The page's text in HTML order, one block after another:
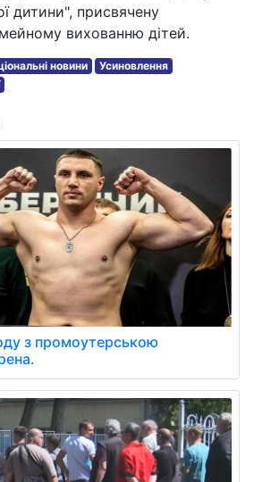
дитини", присвячену
вихованню дітей.
новини
Усиновлення
з промоутерською